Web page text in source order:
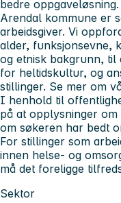
bedre oppgaveløsning.
Arendal kommune er
arbeidsgiver. Vi
alder, funksjonsevne,
og etnisk bakgrunn, til
for heltidskultur, og
stillinger. Se mer om
I henhold til
på at opplysninger
om søkeren har bedt
For stillinger som
innen helse- og
må det foreligge
Sektor